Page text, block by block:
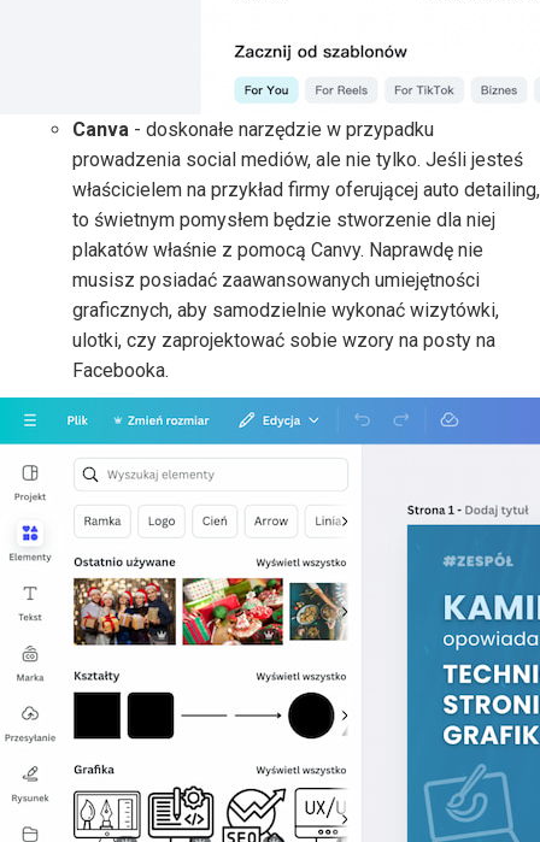
Canva - doskonałe narzędzie w przypadku
prowadzenia social mediów, ale nie tylko. Jeśli jesteś
właścicielem na przykład firmy oferującej auto detailing,
to świetnym pomysłem będzie stworzenie dla niej
plakatów właśnie z pomocą Canvy. Naprawdę nie
musisz posiadać zaawansowanych umiejętności
graficznych, aby samodzielnie wykonać wizytówki,
ulotki, czy zaprojektować sobie wzory na posty na
Facebooka.